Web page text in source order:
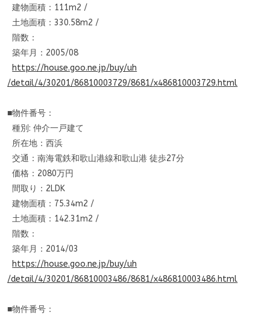
建物面積：111m2 /
土地面積：330.58m2 /
階数：
築年月：2005/08
https://house.goo.ne.jp/buy/uh
/detail/4/30201/86810003729/8681/x486810003729.html
■物件番号：
種別: 仲介一戸建て
所在地：西浜
交通：南海電鉄和歌山港線和歌山港 徒歩27分
価格：2080万円
間取り：2LDK
建物面積：75.34m2 /
土地面積：142.31m2 /
階数：
築年月：2014/03
https://house.goo.ne.jp/buy/uh
/detail/4/30201/86810003486/8681/x486810003486.html
■物件番号：